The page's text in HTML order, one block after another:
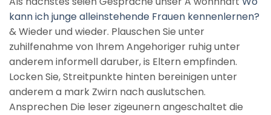
kann ich junge alleinstehende Frauen kennenlernen?
& Wieder und wieder. Plauschen Sie unter
zuhilfenahme von Ihrem Angehoriger ruhig unter
anderem informell daruber, is Eltern empfinden.
Locken Sie, Streitpunkte hinten bereinigen unter
anderem a mark Zwirn nach auslutschen.
Ansprechen Die leser zigeunern angeschaltet die